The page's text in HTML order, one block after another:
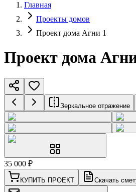
Главная
Проекты домов
Проект дома Агни 1
Проект дома
Зеркальное отражение
35 000 ₽
КУПИТЬ ПРОЕКТ Скачать